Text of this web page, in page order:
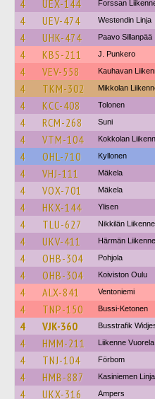
4 UEX-144 Forssan
4 UEV-474 Westendin Linja
4 UHK-474 Paavo Sillanpää
4 KBS-211 J. Punkero
4 VEV-558 Kauhavan
4 TKM-302 Mikkolan
4 KCC-408 Tolonen
4 RCM-268 Suni
4 VTM-104 Kokkolan
4 OHL-710 Kyllonen
4 VHJ-111 Mäkela
4 VOX-701 Mäkela
4 HKX-144 Ylisen
4 TLU-627 Nikkilän Liikenne
4 UKV-411 Härmän Liikenne
4 OHB-304 Pohjola
4 OHB-304 Koiviston Oulu
4 ALX-841 Ventoniemi
4 TNP-150 Bussi-Ketonen
4 VJK-360 Busstrafik
4 HMM-211 Liikenne Vuorela
4 TNJ-104 Förbom
4 HMB-887 Kasiniemen Linja
4 UKX-316 Ampers